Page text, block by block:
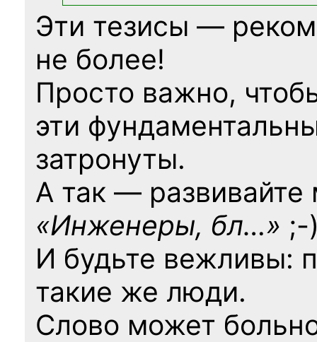
Эти тезисы —
не более!
Просто важно,
эти
затронуты.
А так — развивайте
«Инженеры, бл…» ;-
И будьте вежливы:
такие же люди.
Слово может